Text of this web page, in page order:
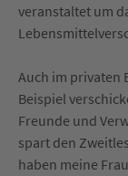
veranstaltet um
Auch im privaten
Beispiel
Freunde und
spart den
haben meine